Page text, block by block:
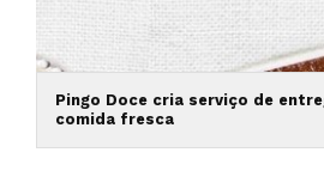
Pingo Doce cria serviço de
comida fresca